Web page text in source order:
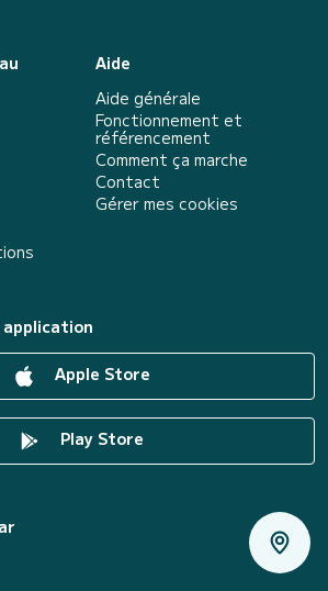
Aide
Aide générale
Fonctionnement et
référencement
Comment ça marche
Contact
Gérer mes cookies
Apple Store
Play Store